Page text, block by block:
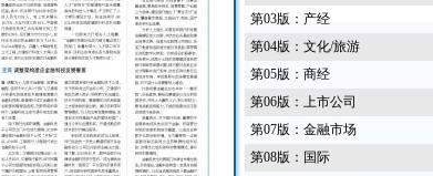
第03版：产经
第04版：文化/旅游
第05版：商经
第06版：上市公司
第07版：金融市场
第08版：国际